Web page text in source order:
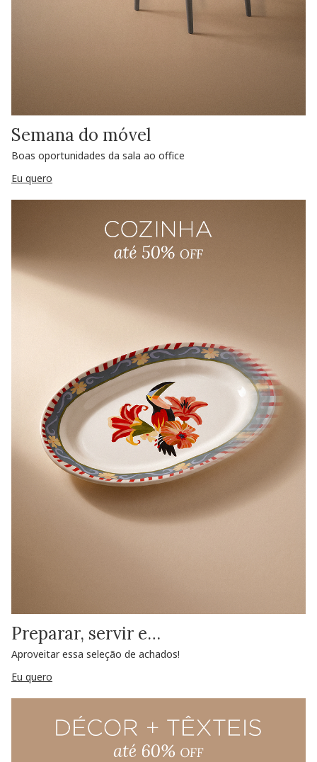
Semana do móvel
Boas oportunidades da sala ao office
Eu quero
Preparar, servir e…
Aproveitar essa seleção de achados!
Eu quero